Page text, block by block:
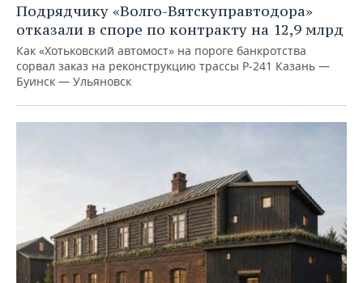
Подрядчику «Волго-Вятскуправтодора»
отказали в споре по контракту на 12,9 млрд
Как «Хотьковский автомост» на пороге банкротства
сорвал заказ на реконструкцию трассы Р‑241 Казань —
Буинск — Ульяновск